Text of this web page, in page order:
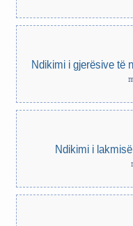
Ndikimi i gjerësive të
Ndikimi i